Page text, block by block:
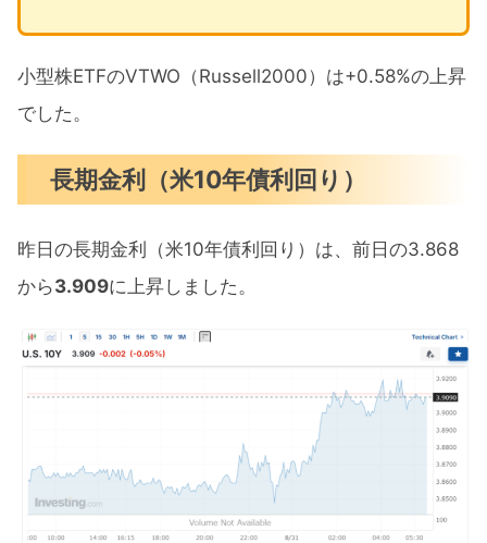
小型株ETFのVTWO（Russell2000）は+0.58%の上昇
でした。
長期金利（米10年債利回り）
昨日の長期金利（米10年債利回り）は、前日の3.868
から3.909に上昇しました。